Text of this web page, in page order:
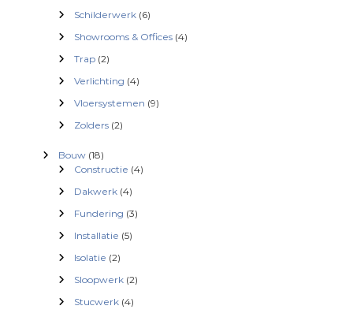
Schilderwerk (6)
Showrooms & Offices (4)
Trap (2)
Verlichting (4)
Vloersystemen (9)
Zolders (2)
Bouw (18)
Constructie (4)
Dakwerk (4)
Fundering (3)
Installatie (5)
Isolatie (2)
Sloopwerk (2)
Stucwerk (4)